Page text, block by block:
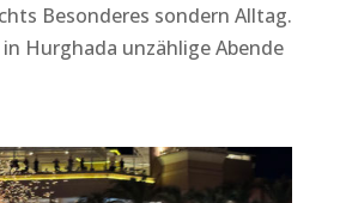
Besonderes sondern Alltag.
Hurghada unzählige Abende